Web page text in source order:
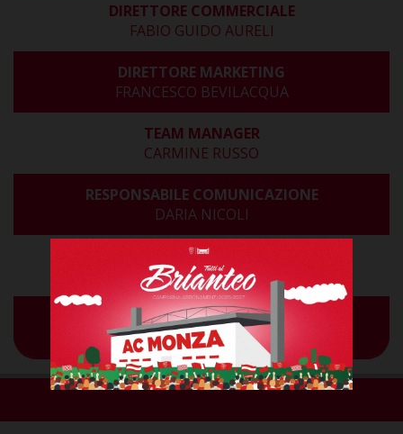
DIRETTORE COMMERCIALE
FABIO GUIDO AURELI
DIRETTORE MARKETING
FRANCESCO BEVILACQUA
TEAM MANAGER
CARMINE RUSSO
RESPONSABILE COMUNICAZIONE
DARIA NICOLI
ADDETTO STAMPA
ENRICO CERRUTI
SUPPORTER LIAISON OFFICER - SLO
MARCO RAVASI